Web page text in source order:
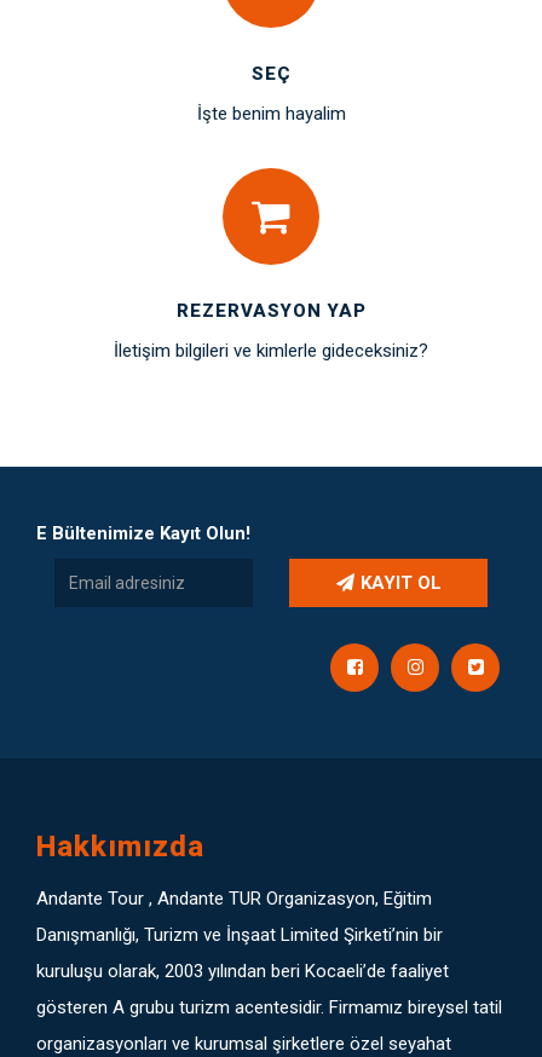
SEÇ
İşte benim hayalim
REZERVASYON YAP
İletişim bilgileri ve kimlerle gideceksiniz?
E Bültenimize Kayıt Olun!
KAYIT OL
Hakkımızda
Andante Tour , Andante TUR Organizasyon, Eğitim
Danışmanlığı, Turizm ve İnşaat Limited Şirketi’nin bir
kuruluşu olarak, 2003 yılından beri Kocaeli’de faaliyet
gösteren A grubu turizm acentesidir. Firmamız bireysel tatil
organizasyonları ve kurumsal şirketlere özel seyahat